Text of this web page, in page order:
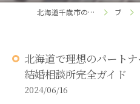
北海道千歳市の結婚相談所ならLOVE ME TENDER ブログ
北海道で理想のパート
結婚相談所完全ガイド
2024/06/16